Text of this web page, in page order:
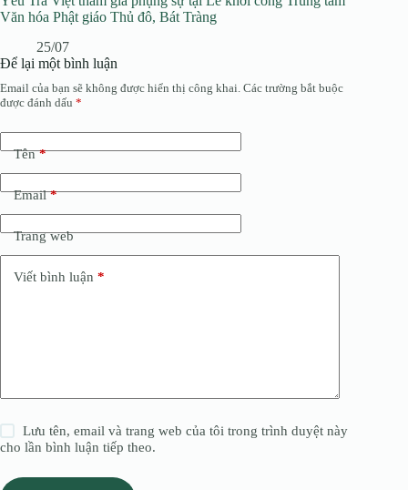
Văn hóa Phật giáo Thủ đô, Bát Tràng
25/07
Để lại một bình luận
Email của bạn sẽ không được hiển thị công khai. Các trường bắt buộc
được đánh dấu *
Tên*
Email*
Trang web
Viết bình luận *
Lưu tên, email và trang web của tôi trong trình duyệt này
cho lần bình luận tiếp theo.